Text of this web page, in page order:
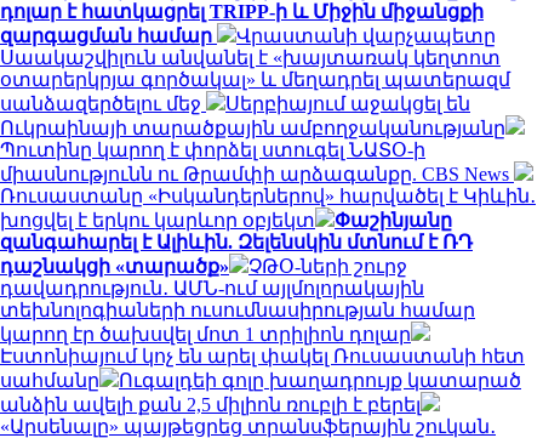
դոլար է հատկացրել TRIPP-ի և Միջին միջանցքի
զարգացման համար
Վրաստանի վարչապետը
Սաակաշվիլուն անվանել է «խայտառակ կեղտոտ
օտարերկրյա գործակալ» և մեղադրել պատերազմ
սանձազերծելու մեջ
Սերբիայում աջակցել են
Ուկրաինայի տարածքային ամբողջականությանը
Պուտինը կարող է փորձել ստուգել ՆԱՏՕ-ի
միասնությունն ու Թրամփի արձագանքը. CBS News
Ռուսաստանը «Իսկանդերներով» հարվածել է Կիևին․
խոցվել է երկու կարևոր օբյեկտ
Փաշինյանը
զանգահարել է Ալիևին. Զելենսկին մտնում է ՌԴ
դաշնակցի «տարածք»
ՉԹՕ-ների շուրջ
դավադրություն․ ԱՄՆ-ում այլմոլորակային
տեխնոլոգիաների ուսումնասիրության համար
կարող էր ծախսվել մոտ 1 տրիլիոն դոլար
Էստոնիայում կոչ են արել փակել Ռուսաստանի հետ
սահմանը
Ուգալդեի գոլը խաղադրույք կատարած
անձին ավելի քան 2,5 միլիոն ռուբլի է բերել
«Արսենալը» պայթեցրեց տրանսֆերային շուկան․